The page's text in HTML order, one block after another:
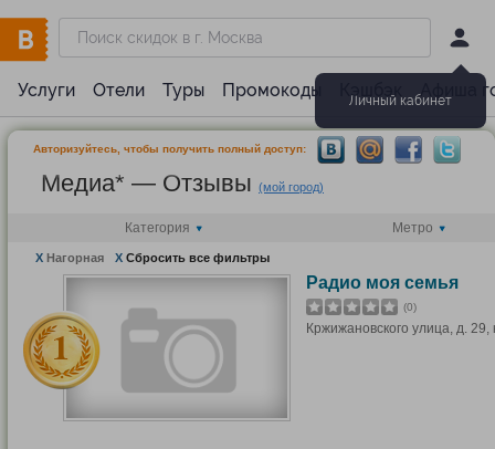
Личный кабинет
Услуги Отели Туры Промокоды Кэшбэк Афиша
Авторизуйтесь, чтобы получить полный доступ:
Медиа* — Отзывы (мой город)
Категория Метро
X Нагорная X Сбросить все фильтры
Радио моя семья
(0)
Кржижановского улица, д. 29,